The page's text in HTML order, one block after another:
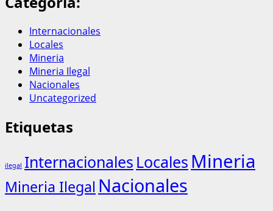
Internacionales
Locales
Mineria
Mineria Ilegal
Nacionales
Uncategorized
Etiquetas
ilegal Internacionales Locales Mineria
Mineria Ilegal Nacionales